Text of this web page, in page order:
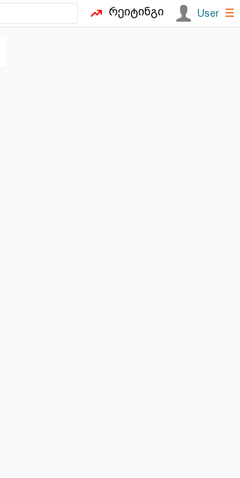
რეიტინგი User ☰